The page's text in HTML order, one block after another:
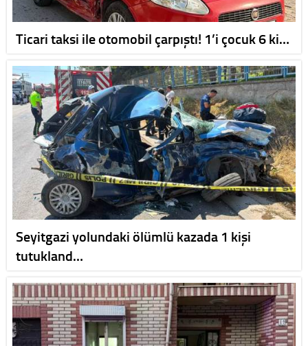
Ticari taksi ile otomobil çarpıştı! 1’i çocuk 6 ki…
Seyitgazi yolundaki ölümlü kazada 1 kişi
tutukland…